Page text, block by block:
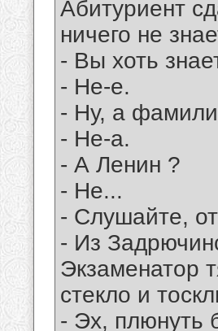
Абитуриент
ничего не
- Вы хоть
- Не-е.
- Ну, а
- Не-а.
- А Ленин ?
- Не...
- Слушайте,
- Из
Экзаменатор
стекло и
- Эх, плюнуть